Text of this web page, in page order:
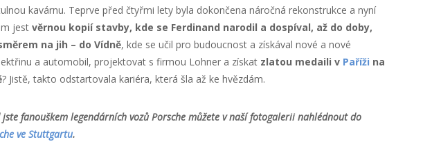
kavárnu. Teprve před čtyřmi lety byla dokončena náročná rekonstrukce a nyní
jest věrnou kopií stavby, kde se Ferdinand narodil a dospíval, až do doby,
na jih – do Vídně, kde se učil pro budoucnost a získával nové a nové
a automobil, projektovat s firmou Lohner a získat zlatou medaili v Paříži na
? Jistě, takto odstartovala kariéra, která šla až ke hvězdám.
jste fanouškem legendárních vozů Porsche můžete v naší fotogalerii nahlédnout do
ve Stuttgartu.